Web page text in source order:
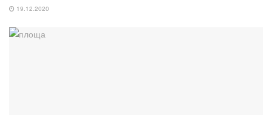
19.12.2020